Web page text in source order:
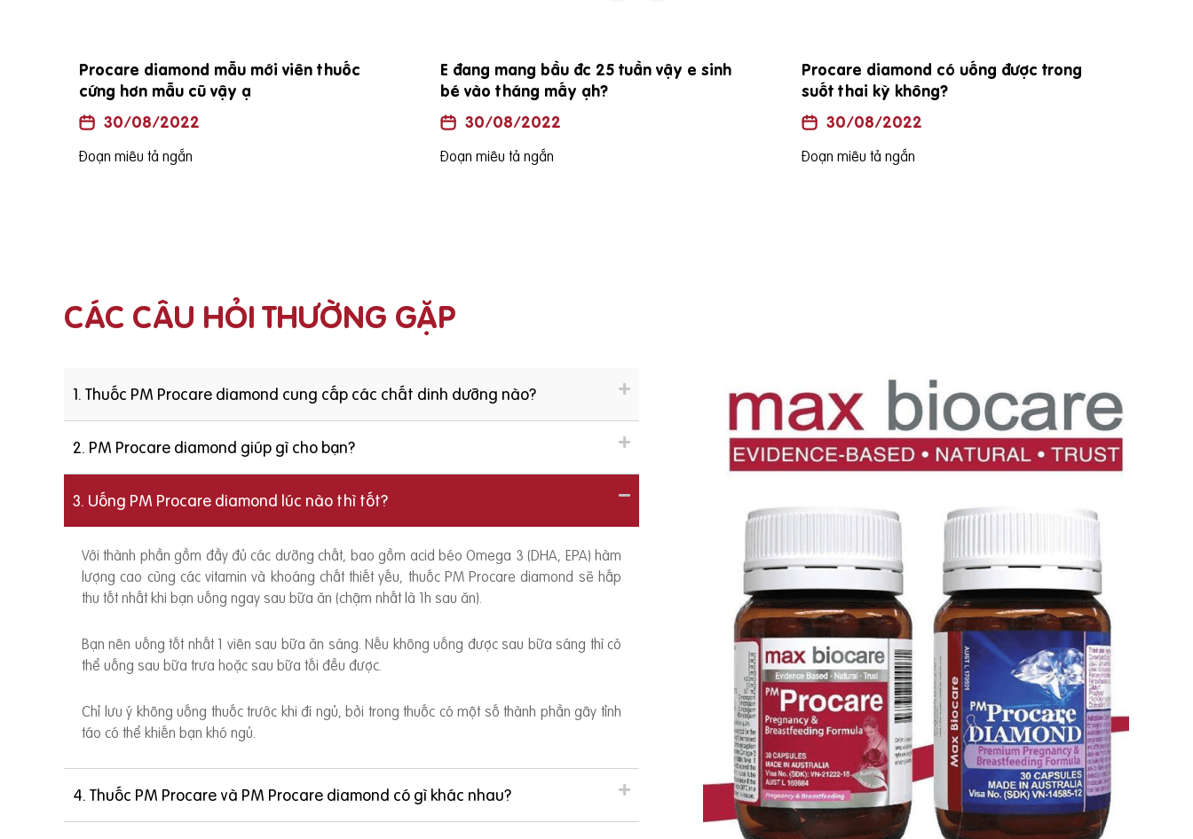
Có nên tạm dừng quan hệ vợ chồng khi vợ
lớn tuổi đã mổ đẻ mang thai lần 2i
30/08/2022
Đoạn miêu tả ngắn
E đang mang bầu đc 25 tuần vậy e sinh
bé vào tháng mấy ạh?
30/08/2022
Đoạn miêu tả ngắn
Procare diamond có uống được trong
suốt thai kỳ không?
30/08/2022
Đoạn miêu tả ngắn
CÁC CÂU HỎI THƯỜNG GẶP
1. Thuốc PM Procare diamond cung cấp các chất dinh dưỡng nào?
2. PM Procare diamond giúp gì cho bạn?
3. Uống PM Procare diamond lúc nào thì tốt?
Với thành phần gồm đầy đủ các dưỡng chất, bao gồm acid béo Omega 3 (DHA, EPA) hàm
lượng cao cùng các vitamin và khoáng chất thiết yếu, thuốc PM Procare diamond sẽ hấp
thu tốt nhất khi bạn uống ngay sau bữa ăn (chậm nhất là 1h sau ăn).
Bạn nên uống tốt nhất 1 viên sau bữa ăn sáng. Nếu không uống được sau bữa sáng thì có
thể uống sau bữa trưa hoặc sau bữa tối đều được.
Chỉ lưu ý không uống thuốc trước khi đi ngủ, bởi trong thuốc có một số thành phần gây tỉnh
táo có thể khiến bạn khó ngủ.
4. Thuốc PM Procare và PM Procare diamond có gì khác nhau?